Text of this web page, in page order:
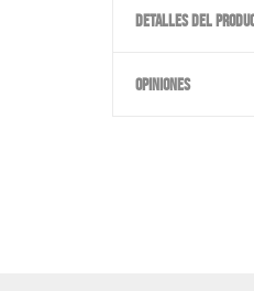
DETALLES DEL
OPINIONES